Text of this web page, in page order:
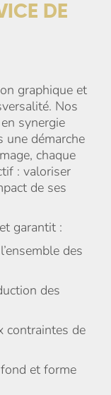
DE
graphique et
Nos
synergie
une démarche
chaque
: valoriser
de ses
garantit :
des
des
contraintes de
et forme